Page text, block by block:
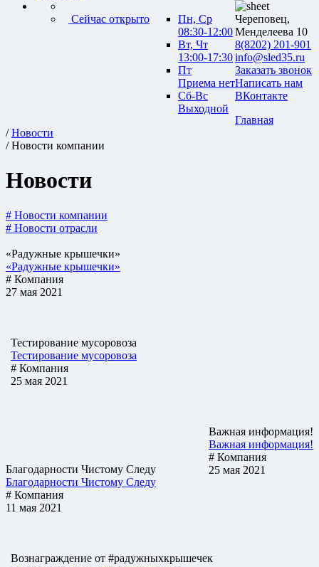
Сейчас открыто
Пн, Ср
08:30-12:00
Вт, Чт
13:00-17:30
Пт
Приема нет
Сб-Вс
Выходной
Череповец,
Менделеева 10
8(8202) 201-901
info@sled35.ru
Заказать звонок
Написать нам
ВКонтакте
Главная
/Новости
/ Новости компании
Новости
# Новости компании
# Новости отрасли
«Радужные крышечки»
«Радужные крышечки»
# Компания
27 мая 2021
Тестирование мусоровоза
Тестирование мусоровоза
# Компания
25 мая 2021
Важная информация!
Важная информация!
# Компания
25 мая 2021
Благодарности Чистому Следу
Благодарности Чистому Следу
# Компания
11 мая 2021
Вознаграждение от #радужныхкрышечек